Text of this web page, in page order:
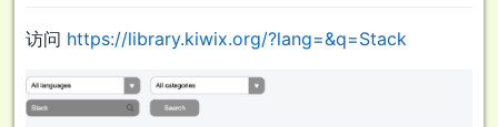
访问 https://library.kiwix.org/?lang=&q=Stack